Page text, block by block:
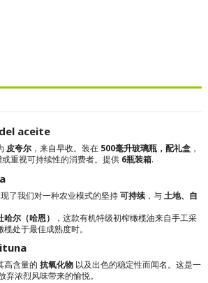
aceite
皮夸尔 ，来自早收。装在 500毫升玻璃瓶，配礼盒 ，
重视可持续性的消费者。提供 6瓶装箱.
了我们对一种农业模式的坚持可持续 ，与土地、自
哈尔（哈恩）
，这款有机特级初榨橄榄油来自手工采
榄处于最佳成熟度时。
高含量的 抗氧化物 以及出色的稳定性而闻名。这是一
弃浓烈风味带来的愉悦。